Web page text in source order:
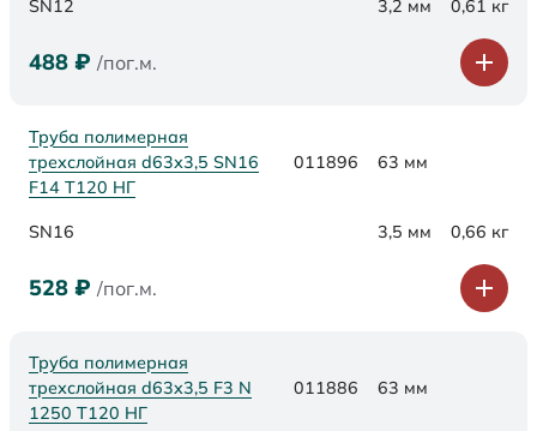
SN12 3,2 мм 0,61 кг
488 ₽ /пог.м.
Труба полимерная
трехслойная d63х3,5 SN16
F14 Т120 НГ
011896 63 мм
SN16 3,5 мм 0,66 кг
528 ₽ /пог.м.
Труба полимерная
трехслойная d63x3,5 F3 N
1250 Т120 НГ
011886 63 мм